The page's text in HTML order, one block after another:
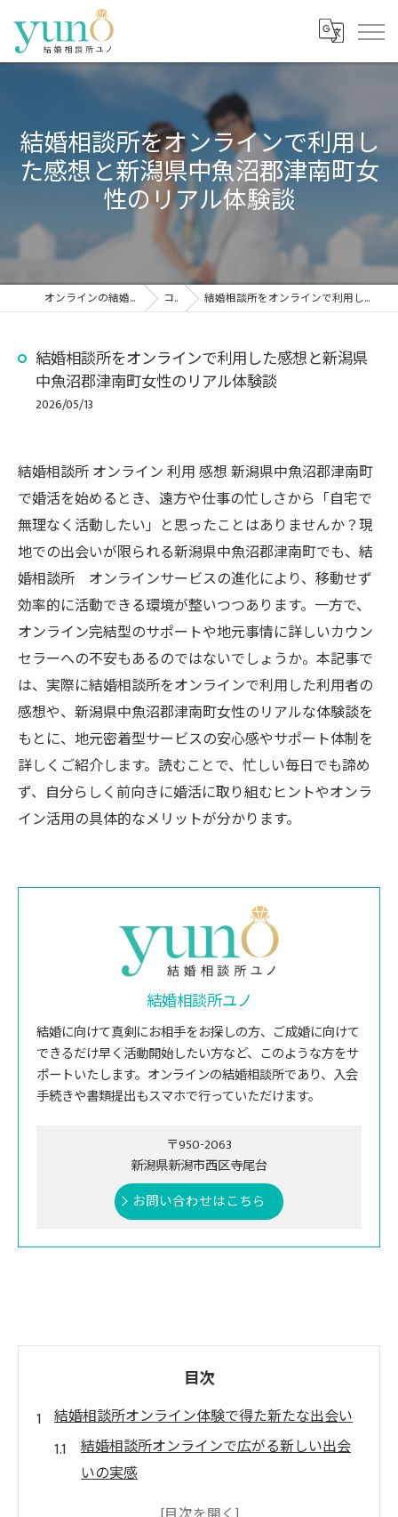
結婚相談所をオンラインで利用し
た感想と新潟県中魚沼郡津南町女
性のリアル体験談
オンラインの結婚相談所なら結婚相談所ユノ コラム 結婚相談所をオンラインで利用した感想と新潟県中魚沼郡津南町女性のリアル体験談
結婚相談所をオンラインで利用した感想と新潟県
中魚沼郡津南町女性のリアル体験談
2026/05/13
結婚相談所 オンライン 利用 感想 新潟県中魚沼郡津南町
で婚活を始めるとき、遠方や仕事の忙しさから「自宅で
無理なく活動したい」と思ったことはありませんか？現
地での出会いが限られる新潟県中魚沼郡津南町でも、結
婚相談所 オンラインサービスの進化により、移動せず
効率的に活動できる環境が整いつつあります。一方で、
オンライン完結型のサポートや地元事情に詳しいカウン
セラーへの不安もあるのではないでしょうか。本記事で
は、実際に結婚相談所をオンラインで利用した利用者の
感想や、新潟県中魚沼郡津南町女性のリアルな体験談を
もとに、地元密着型サービスの安心感やサポート体制を
詳しくご紹介します。読むことで、忙しい毎日でも諦め
ず、自分らしく前向きに婚活に取り組むヒントやオンラ
イン活用の具体的なメリットが分かります。
結婚相談所ユノ
結婚に向けて真剣にお相手をお探しの方、ご成婚に向けて
できるだけ早く活動開始したい方など、このような方をサ
ポートいたします。オンラインの結婚相談所であり、入会
手続きや書類提出もスマホで行っていただけます。
〒950-2063
新潟県新潟市西区寺尾台
お問い合わせはこちら
目次
結婚相談所オンライン体験で得た新たな出会い
結婚相談所オンラインで広がる新しい出会
いの実感
自宅で始める結婚相談所オンライン婚活の